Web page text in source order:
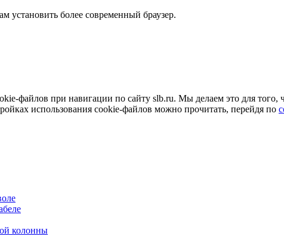
установить более современный браузер.
файлов при навигации по сайту slb.ru. Мы делаем это для того,
использования cookie-файлов можно прочитать, перейдя по
колонны